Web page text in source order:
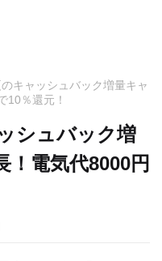
キャッシュバック増量キャ
10％還元！
シュバック増
電気代8000円